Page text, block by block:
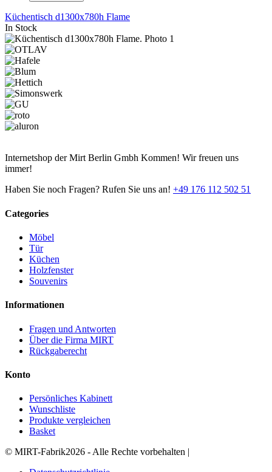
Küchentisch d1300x780h Flame
In Stock
Internetshop der Mirt Berlin Gmbh Kommen! Wir freuen uns
immer!
Haben Sie noch Fragen? Rufen Sie uns an! +49 176 112 502 51
Categories
Möbel
Tür
Küchen
Holzfenster
Souvenirs
Informationen
Fragen und Antworten
Über die Firma MIRT
Rückgaberecht
Konto
Persönliches Kabinett
Wunschliste
Produkte vergleichen
Basket
© MIRT-Fabrik2026 - Alle Rechte vorbehalten |